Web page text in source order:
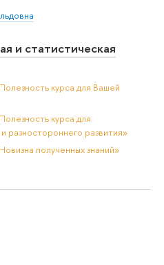
и статистическая
курса для Вашей
курса для
разностороннего развития»
полученных знаний»